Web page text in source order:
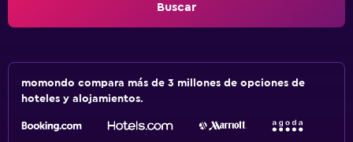
Buscar
momondo compara más de 3 millones de opciones de
hoteles y alojamientos.